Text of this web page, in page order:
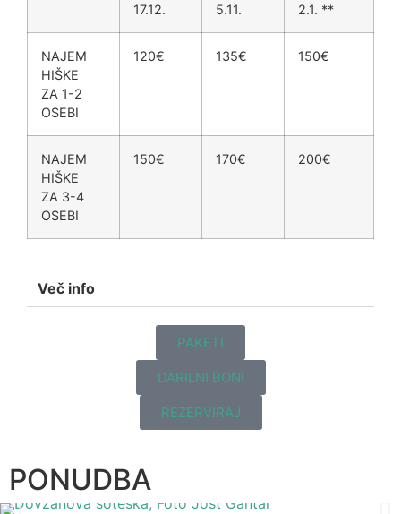
17.12. 5.11. 2.1. **
NAJEM
HIŠKE
ZA 1-2
OSEBI
120€ 135€ 150€
NAJEM
HIŠKE
ZA 3-4
OSEBI
150€ 170€ 200€
Več info
PAKETI
DARILNI BONI
REZERVIRAJ
PONUDBA